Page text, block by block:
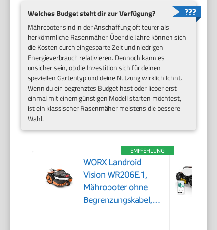
Welches Budget steht dir zur Verfügung?
Mähroboter sind in der Anschaffung oft teurer als
herkömmliche Rasenmäher. Über die Jahre können sich
die Kosten durch eingesparte Zeit und niedrigen
Energieverbrauch relativieren. Dennoch kann es
unsicher sein, ob die Investition sich für deinen
speziellen Gartentyp und deine Nutzung wirklich lohnt.
Wenn du ein begrenztes Budget hast oder lieber erst
einmal mit einem günstigen Modell starten möchtest,
ist ein klassischer Rasenmäher meistens die bessere
Wahl.
EMPFEHLUNG
WORX Landroid
Vision WR206E.1,
Mähroboter ohne
Begrenzungskabel,